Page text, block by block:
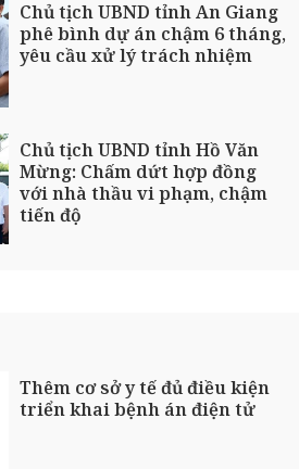
Chủ tịch UBND tỉnh An Giang
phê bình dự án chậm 6 tháng,
yêu cầu xử lý trách nhiệm
Chủ tịch UBND tỉnh Hồ Văn
Mừng: Chấm dứt hợp đồng
với nhà thầu vi phạm, chậm
tiến độ
Thêm cơ sở y tế đủ điều kiện
triển khai bệnh án điện tử